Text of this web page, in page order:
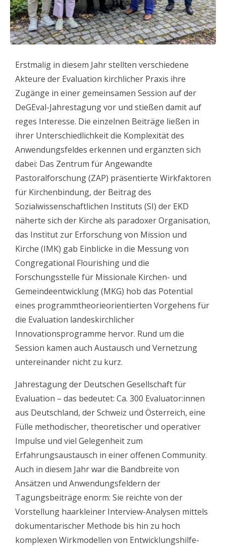
Erstmalig in diesem Jahr stellten verschiedene
Akteure der Evaluation kirchlicher Praxis ihre
Zugänge in einer gemeinsamen Session auf der
DeGEval-Jahrestagung vor und stießen damit auf
reges Interesse. Die einzelnen Beiträge ließen in
ihrer Unterschiedlichkeit die Komplexität des
Anwendungsfeldes erkennen und ergänzten sich
dabei: Das Zentrum für Angewandte
Pastoralforschung (ZAP) präsentierte Wirkfaktoren
für Kirchenbindung, der Beitrag des
Sozialwissenschaftlichen Instituts (SI) der EKD
näherte sich der Kirche als paradoxer Organisation,
das Institut zur Erforschung von Mission und
Kirche (IMK) gab Einblicke in die Messung von
Congregational Flourishing und die
Forschungsstelle für Missionale Kirchen- und
Gemeindeentwicklung (MKG) hob das Potential
eines programmtheorieorientierten Vorgehens für
die Evaluation landeskirchlicher
Innovationsprogramme hervor. Rund um die
Session kamen auch Austausch und Vernetzung
untereinander nicht zu kurz.
Jahrestagung der Deutschen Gesellschaft für
Evaluation – das bedeutet: Ca. 300 Evaluator:innen
aus Deutschland, der Schweiz und Österreich, eine
Fülle methodischer, theoretischer und operativer
Impulse und viel Gelegenheit zum
Erfahrungsaustausch in einer offenen Community.
Auch in diesem Jahr war die Bandbreite von
Ansätzen und Anwendungsfeldern der
Tagungsbeiträge enorm: Sie reichte von der
Vorstellung haarkleiner Interview-Analysen mittels
dokumentarischer Methode bis hin zu hoch
komplexen Wirkmodellen von Entwicklungshilfe-